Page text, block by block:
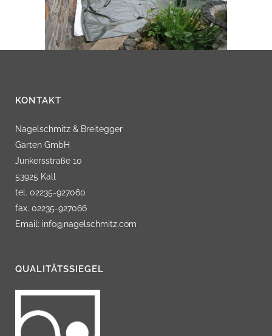
KONTAKT
Nagelschmitz & Breitegger
Gärten GmbH
Junkersstraße 10
53925 Kall
tel. 02235-927060
fax. 02235-927066
Email: info@nagelschmitz.com
QUALITÄTSSIEGEL